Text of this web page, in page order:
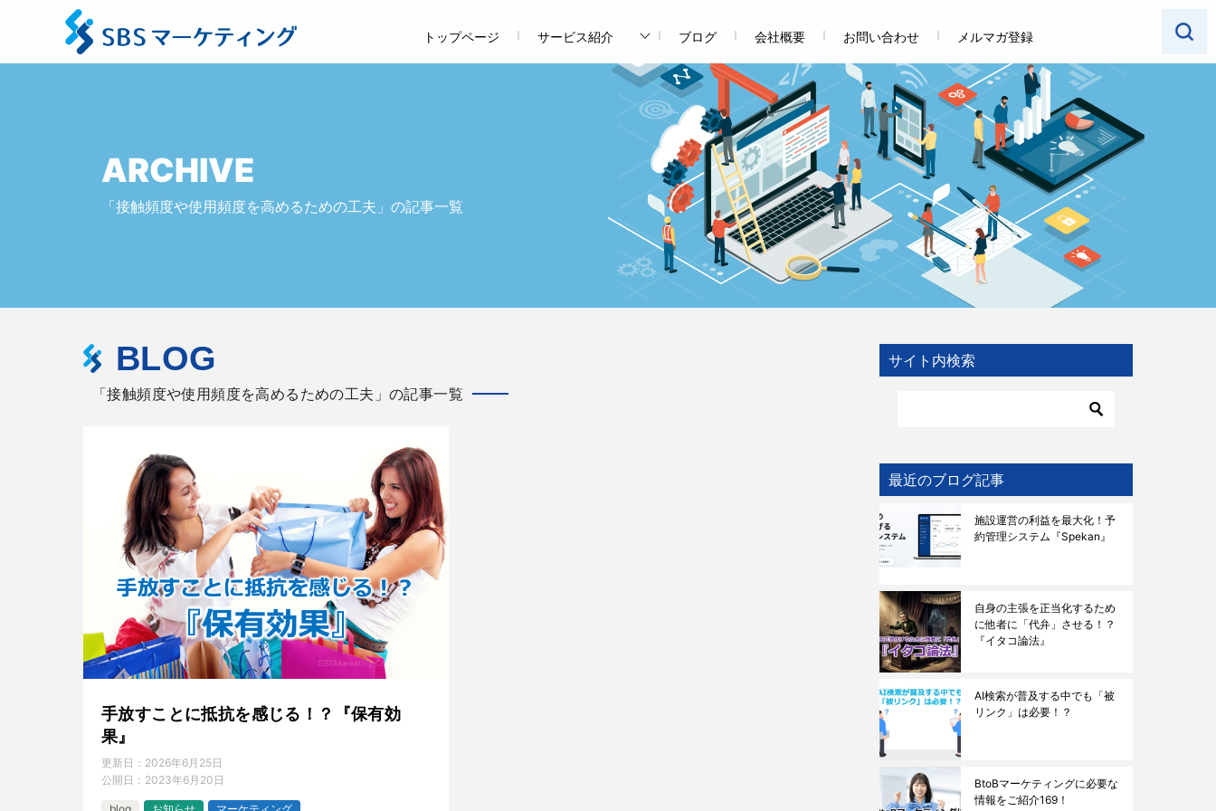
トップページ サービス紹介 ブログ 会社概要 お問い合わせ メルマガ登録
ARCHIVE
「接触頻度や使用頻度を高めるための工夫」の記事一覧
BLOG
「接触頻度や使用頻度を高めるための工夫」の記事一覧
手放すことに抵抗を感じる！？『保有効
果』
更新日： 2026年6月25日
公開日： 2023年6月20日
サイト内検索
最近のブログ記事
施設運営の利益を最大化！予
約管理システム『Spekan』
自身の主張を正当化するため
に他者に「代弁」させる！？
『イタコ論法』
AI検索が普及する中でも「被
リンク」は必要！？
BtoBマーケティングに必要な
情報をご紹介169！